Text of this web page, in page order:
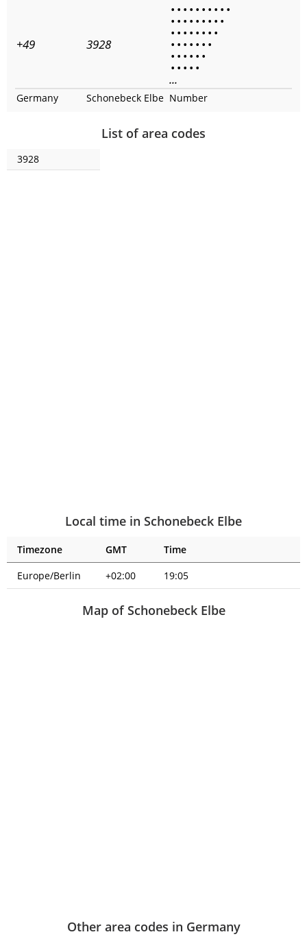
+49 3928
• • • • • • • • • •
• • • • • • • • •
• • • • • • • •
• • • • • • •
• • • • • •
• • • • •
...
Germany Schonebeck Elbe Number
List of area codes
3928
Local time in Schonebeck Elbe
Timezone GMT
Time
Europe/Berlin
+02:00 19:05
Map of Schonebeck Elbe
Other area codes in Germany